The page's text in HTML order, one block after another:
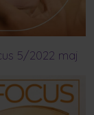
5/2022 maj